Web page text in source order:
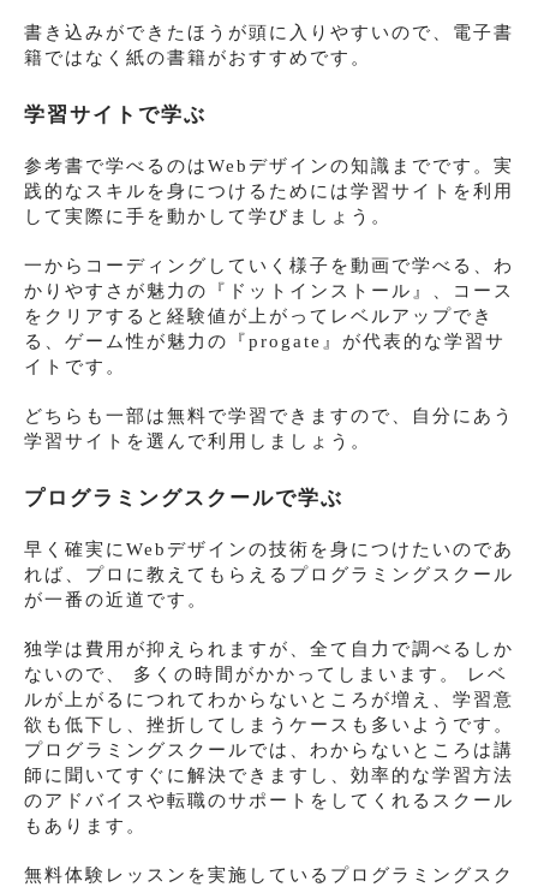
書き込みができたほうが頭に入りやすいので、電子書
籍ではなく紙の書籍がおすすめです。
学習サイトで学ぶ
参考書で学べるのはWebデザインの知識までです。実
践的なスキルを身につけるためには学習サイトを利用
して実際に手を動かして学びましょう。
一からコーディングしていく様子を動画で学べる、わ
かりやすさが魅力の『ドットインストール』、コース
をクリアすると経験値が上がってレベルアップでき
る、ゲーム性が魅力の『progate』が代表的な学習サ
イトです。
どちらも一部は無料で学習できますので、自分にあう
学習サイトを選んで利用しましょう。
プログラミングスクールで学ぶ
早く確実にWebデザインの技術を身につけたいのであ
れば、プロに教えてもらえるプログラミングスクール
が一番の近道です。
独学は費用が抑えられますが、全て自力で調べるしか
ないので、 多くの時間がかかってしまいます。 レベ
ルが上がるにつれてわからないところが増え、学習意
欲も低下し、挫折してしまうケースも多いようです。
プログラミングスクールでは、わからないところは講
師に聞いてすぐに解決できますし、効率的な学習方法
のアドバイスや転職のサポートをしてくれるスクール
もあります。
無料体験レッスンを実施しているプログラミングスク